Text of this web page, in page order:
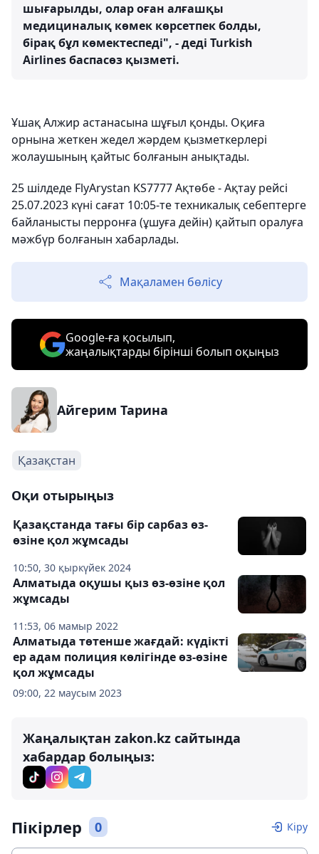
шығарылды, олар оған алғашқы
медициналық көмек көрсетпек болды,
бірақ бұл көмектеспеді", - деді Turkish
Airlines баспасөз қызметі.
Ұшақ Алжир астанасына шұғыл қонды. Оқиға
орнына жеткен жедел жәрдем қызметкерлері
жолаушының қайтыс болғанын анықтады.
25 шілдеде FlyArystan KS7777 Ақтөбе - Ақтау рейсі
25.07.2023 күні сағат 10:05-те техникалық себептерге
байланысты перронға (ұшуға дейін) қайтып оралуға
мәжбүр болғанын хабарлады.
Мақаламен бөлісу
Google-ға қосылып,
жаңалықтарды бірінші болып оқыңыз
Айгерим Тарина
Қазақстан
Оқи отырыңыз
10:50, 30 қыркүйек 2024
Қазақстанда тағы бір сарбаз өз-
өзіне қол жұмсады
11:53, 06 мамыр 2022
Алматыда оқушы қыз өз-өзіне қол
жұмсады
09:00, 22 маусым 2023
Алматыда төтенше жағдай: күдікті
ер адам полиция көлігінде өз-өзіне
қол жұмсады
Жаңалықтан zakon.kz сайтында
хабардар болыңыз:
Пікірлер 0 Кіру